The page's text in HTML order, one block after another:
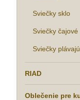
Sviečky sklo
Sviečky čajové
Sviečky
RIAD
Oblečenie pre